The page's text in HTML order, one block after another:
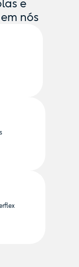
e
nós